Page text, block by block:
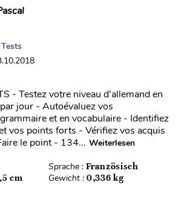
- Testez votre niveau d’allemand en
jour - Autoévaluez vos
et en vocabulaire - Identifiez
vos points forts - Vérifiez vos acquis
le point - 134... Weiterlesen
Sprache : Französisch
cm Gewicht : 0,336 kg